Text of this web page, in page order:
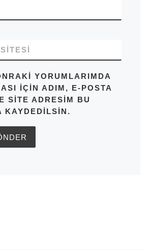
YORUMLARIMDA
IÇIN ADIM, E-POSTA
SITE ADRESIM BU
KAYDEDILSIN.